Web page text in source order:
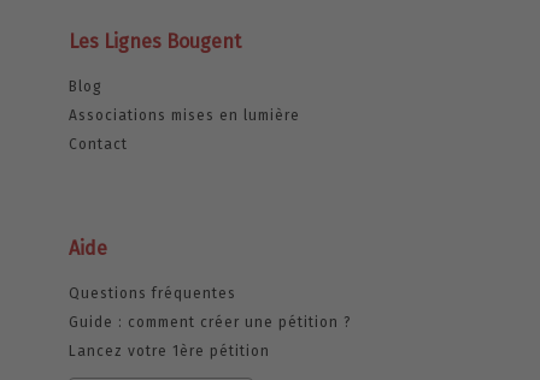
Les Lignes Bougent
Blog
Associations mises en lumière
Contact
Aide
Questions fréquentes
Guide : comment créer une pétition ?
Lancez votre 1ère pétition